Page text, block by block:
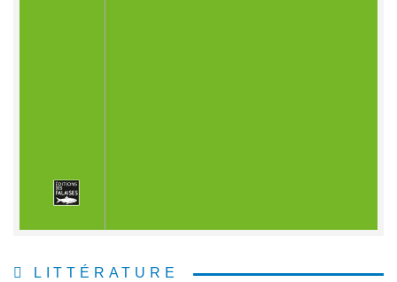
LITTÉRATURE